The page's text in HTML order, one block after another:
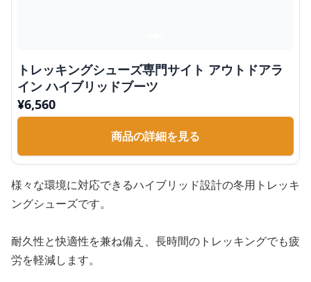
トレッキングシューズ専門サイト アウトドアラ
イン ハイブリッドブーツ
¥6,560
商品の詳細を見る
様々な環境に対応できるハイブリッド設計の冬用トレッキ
ングシューズです。
耐久性と快適性を兼ね備え、長時間のトレッキングでも疲
労を軽減します。